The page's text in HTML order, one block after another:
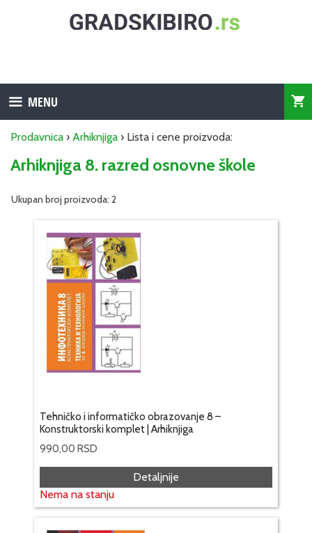
MENU
Prodavnica › Arhiknjiga › Lista i cene proizvoda:
Arhiknjiga 8. razred osnovne škole
Ukupan broj proizvoda: 2
Tehničko i informatičko obrazovanje 8 –
Konstruktorski komplet | Arhiknjiga
990,00 RSD
Detaljnije
Nema na stanju